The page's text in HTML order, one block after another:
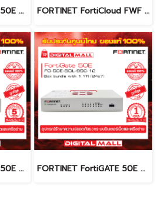
FORTINET FortiGATE 50E FG-50E-BDL-950-36 (Firewall) รับประกัน 3 ปี FORTINET FortiCloud FWF 60F FC-10-W060F-131-02-60 (Firewall) รับประกัน 5 ปี
FORTINET FortiGATE 50E FG-50E-BDL-950-60 (Firewall) รับประกัน 5 ปี FORTINET FortiGATE 50E FG-50E-BDL-950-12 (Firewall) รับประกัน 1 ปี